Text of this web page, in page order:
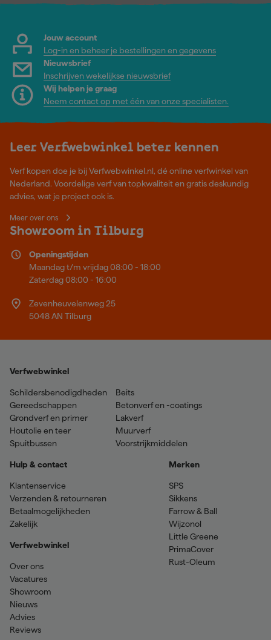
Jouw account
Log-in en beheer je bestellingen en gegevens
Nieuwsbrief
Inschrijven wekelijkse nieuwsbrief
Wij helpen je graag
Neem contact op met één van onze specialisten.
Leer Verfwebwinkel beter kennen
Verf kopen doe je bij Verfwebwinkel.nl, dé online verfwinkel van
Nederland. Voordelige verf van topkwaliteit en gratis deskundig
advies, wat je project ook is.
Meer over ons
Showroom in Tilburg
Openingstijden
Maandag t/m vrijdag 08:00 - 18:00
Zaterdag 08:00 - 16:00
Zevenheuvelenweg 25
5048 AN Tilburg
Verfwebwinkel
Schildersbenodigdheden
Gereedschappen
Grondverf en primer
Houtolie en teer
Spuitbussen
Beits
Betonverf en -coatings
Lakverf
Muurverf
Voorstrijkmiddelen
Hulp & contact
Klantenservice
Verzenden & retourneren
Betaalmogelijkheden
Zakelijk
Verfwebwinkel
Over ons
Vacatures
Showroom
Nieuws
Advies
Reviews
Merken
SPS
Sikkens
Farrow & Ball
Wijzonol
Little Greene
PrimaCover
Rust-Oleum